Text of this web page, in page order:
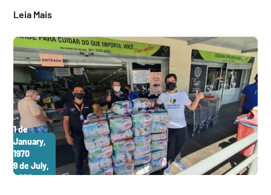
Leia Mais
1 de
January,
1970
9 de July,
2026